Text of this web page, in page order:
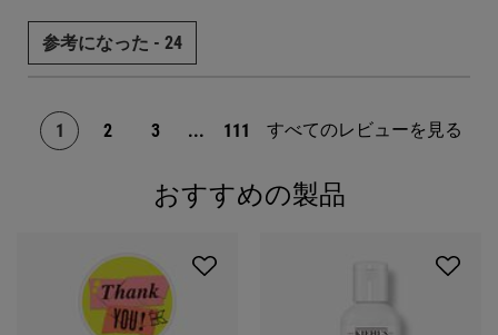
参考になった - 24
ページ 1/111。 現在のページ
1 2 3 ... 111 すべてのレビューを見る
おすすめの製品